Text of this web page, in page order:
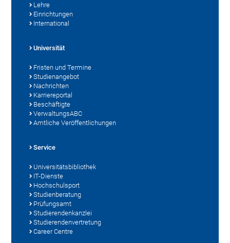
Lehre
Einrichtungen
International
Universität
Fristen und Termine
Studienangebot
Nachrichten
Karriereportal
Beschäftigte
VerwaltungsABC
Amtliche Veröffentlichungen
Service
Universitätsbibliothek
IT-Dienste
Hochschulsport
Studienberatung
Prüfungsamt
Studierendenkanzlei
Studierendenvertretung
Career Centre